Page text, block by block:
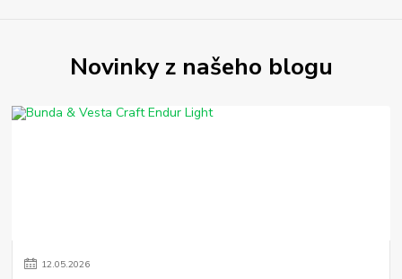
Novinky z našeho blogu
12.05.2026